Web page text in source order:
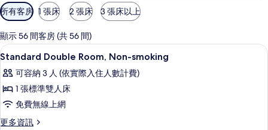
可
用
的
客
房
篩
選
條
所有客房 1 張床 2 張床 3 張床以上
顯示 56 間客房 (共 56 間)
顯
示
Standard
Double
Room,
Non-
書桌、遮光布/窗簾、免費無線上網、
5
Standard Double Room, Non-smoking
可容納 3 人 (依實際入住人數計費)
1 張標準雙人床
免費無線上網
更多資訊
更